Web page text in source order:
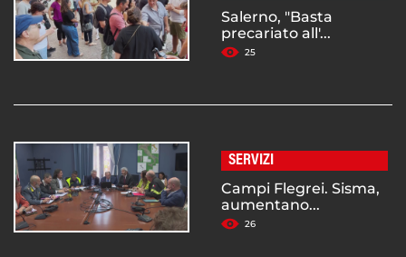
Salerno, "Basta
precariato all'...
25
SERVIZI
Campi Flegrei. Sisma,
aumentano...
26